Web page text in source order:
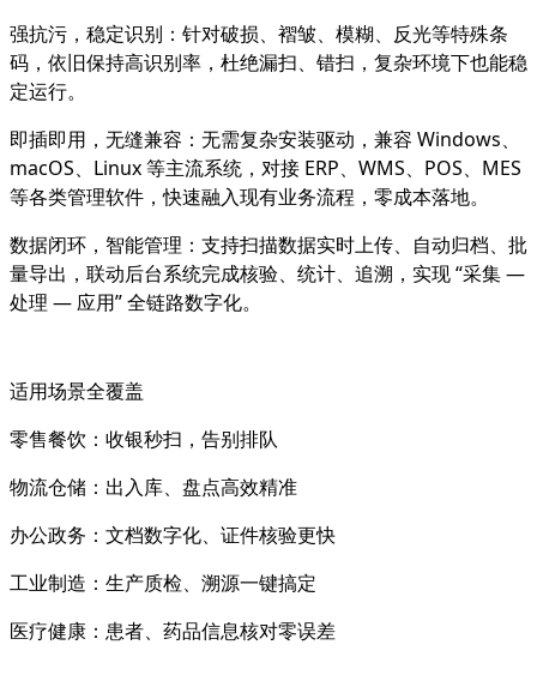
强抗污，稳定识别 ：针对破损、褶皱、模糊、反光等特殊条
码，依旧保持高识别率，杜绝漏扫、错扫，复杂环境下也能稳
定运行。
即插即用，无缝兼容 ：无需复杂安装驱动，兼容 Windows、
macOS、Linux 等主流系统，对接 ERP、WMS、POS、MES
等各类管理软件，快速融入现有业务流程，零成本落地。
数据闭环，智能管理 ：支持扫描数据实时上传、自动归档、批
量导出，联动后台系统完成核验、统计、追溯，实现 “采集 —
处理 — 应用” 全链路数字化。
适用场景全覆盖
零售餐饮：收银秒扫，告别排队
物流仓储：出入库、盘点高效精准
办公政务：文档数字化、证件核验更快
工业制造：生产质检、溯源一键搞定
医疗健康：患者、药品信息核对零误差